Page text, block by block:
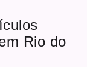
Rio do